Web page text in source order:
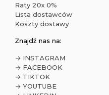
Raty 20x 0%
Lista dostawców
Koszty dostawy
Znajdź nas na:
→ INSTAGRAM
→ FACEBOOK
→ TIKTOK
→ YOUTUBE